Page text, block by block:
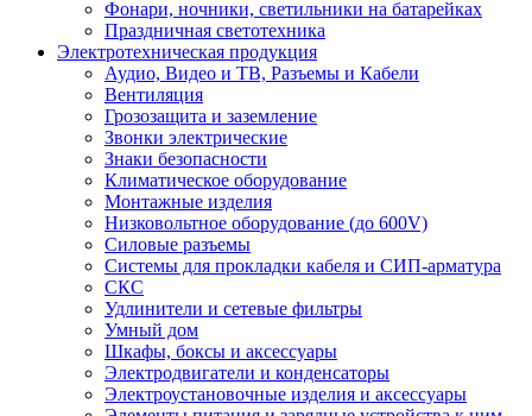
Фонари, ночники, светильники на батарейках
Праздничная светотехника
Электротехническая продукция
Аудио, Видео и ТВ, Разъемы и Кабели
Вентиляция
Грозозащита и заземление
Звонки электрические
Знаки безопасности
Климатическое оборудование
Монтажные изделия
Низковольтное оборудование (до 600V)
Силовые разъемы
Системы для прокладки кабеля и СИП-арматура
СКС
Удлинители и сетевые фильтры
Умный дом
Шкафы, боксы и аксессуары
Электродвигатели и конденсаторы
Электроустановочные изделия и аксессуары